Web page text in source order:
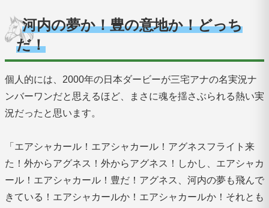
河内の夢か！豊の意地か！どっち
だ！
個人的には、2000年の日本ダービーが三宅アナの名実況ナ
ンバーワンだと思えるほど、まさに魂を揺さぶられる熱い実
況だったと思います。
「エアシャカール！エアシャカール！アグネスフライト来
た！外からアグネス！外からアグネス！しかし、エアシャカ
ール！エアシャカール！豊だ！アグネス、河内の夢も飛んで
きている！エアシャカールか！エアシャカールか！それとも